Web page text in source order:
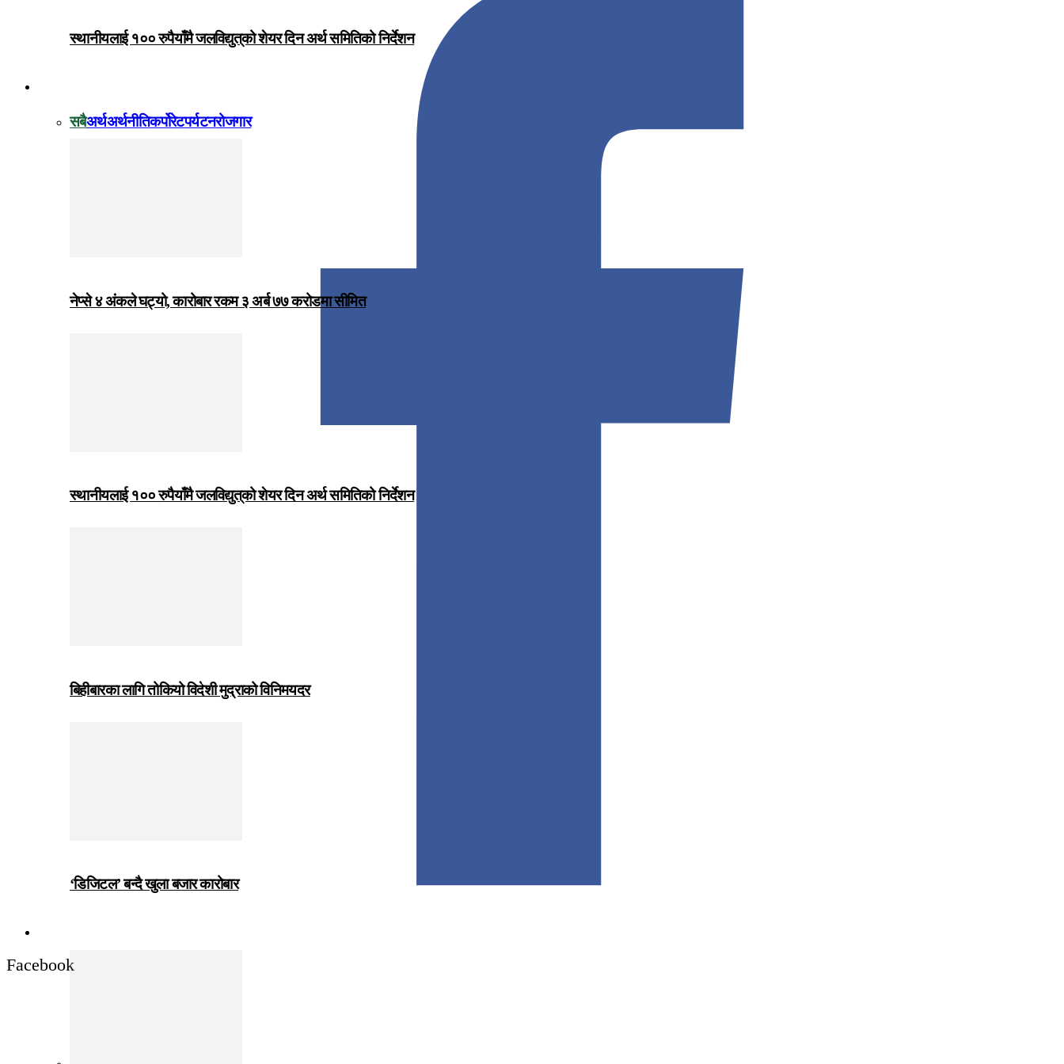
स्थानीयलाई १०० रुपैयाँमै जलविद्युत्‌को शेयर दिन अर्थ समितिको निर्देशन
सबैअर्थअर्थनीतिकर्पोरेटपर्यटनरोजगार
नेप्से ४ अंकले घट्यो, कारोबार रकम ३ अर्ब ७७ करोडमा सीमित
स्थानीयलाई १०० रुपैयाँमै जलविद्युत्‌को शेयर दिन अर्थ समितिको निर्देशन
बिहीबारका लागि तोकियो विदेशी मुद्राको विनिमयदर
‘डिजिटल’ बन्दै खुला बजार कारोबार
Facebook